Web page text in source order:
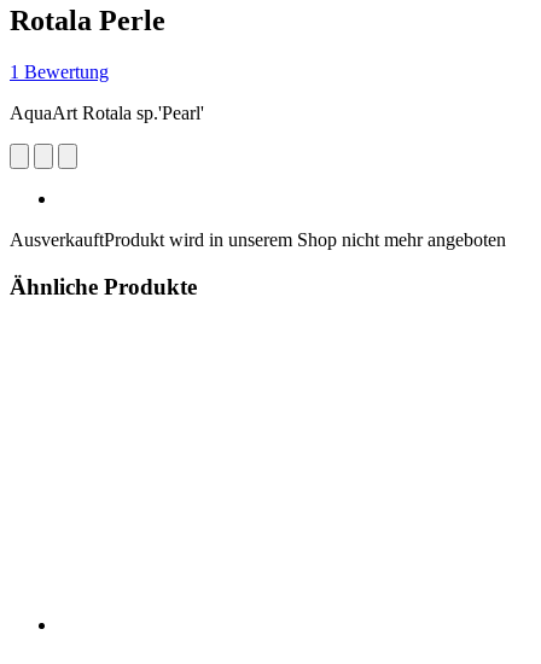
Rotala Perle
1 Bewertung
AquaArt Rotala sp.'Pearl'
AusverkauftProdukt wird in unserem Shop nicht mehr angeboten
Ähnliche Produkte